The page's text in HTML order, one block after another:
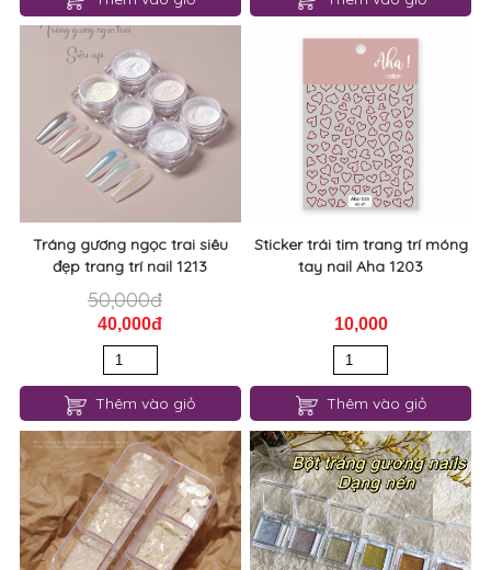
Tráng gương ngọc trai siêu
đẹp trang trí nail 1213
50,000đ
40,000đ
Thêm vào giỏ
Sticker trái tim trang trí móng
tay nail Aha 1203
10,000
Thêm vào giỏ